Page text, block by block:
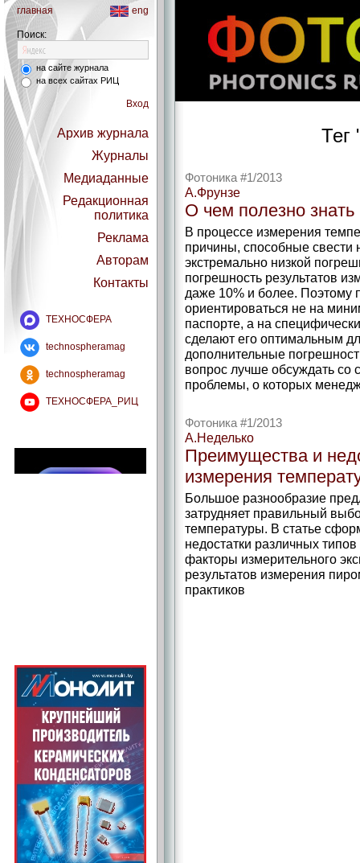
главная eng
Поиск:
на сайте журнала
на всех сайтах РИЦ
Вход
Архив журнала
Журналы
Медиаданные
Редакционная
политика
Реклама
Авторам
Контакты
ТЕХНОСФЕРА
technospheramag
technospheramag
ТЕХНОСФЕРА_РИЦ
Тег
Фотоника #1/2013
А.Фрунзе
О чем полезно
В процессе измерения
причины, способные свести
экстремально низкой
погрешность результатов
даже 10% и более. Поэтому
ориентироваться не на
паспорте, а на
сделают его оптимальным
дополнительные
вопрос лучше обсуждать со
проблемы, о которых
Фотоника #1/2013
А.Неделько
Преимущества и
измерения
Большое разнообразие
затрудняет правильный
температуры. В статье
недостатки различных
факторы измерительного
результатов измерения
практиков